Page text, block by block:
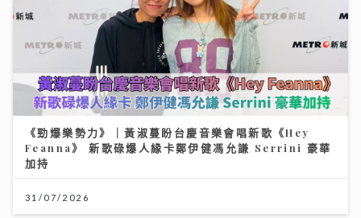
《勁爆樂勢力》｜黃淑蔓盼台慶音樂會唱新歌《Hey
Feanna》 新歌碌爆人緣卡鄭伊健馮允謙 Serrini 豪華
加持
31/07/2026